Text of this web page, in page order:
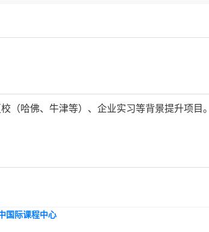
（哈佛、牛津等）、企业实习等背景提升项
国际课程中心